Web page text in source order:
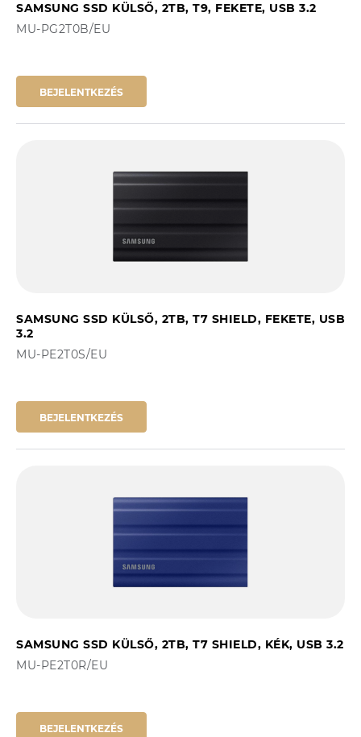
SAMSUNG SSD KÜLSŐ, 2TB, T9, FEKETE, USB 3.2
MU-PG2T0B/EU
BEJELENTKEZÉS
SAMSUNG SSD KÜLSŐ, 2TB, T7 SHIELD, FEKETE, USB
3.2
MU-PE2T0S/EU
BEJELENTKEZÉS
SAMSUNG SSD KÜLSŐ, 2TB, T7 SHIELD, KÉK, USB 3.2
MU-PE2T0R/EU
BEJELENTKEZÉS